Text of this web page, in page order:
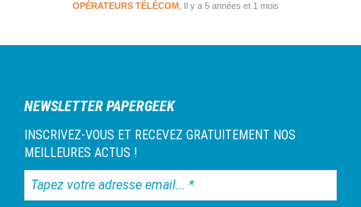
Il y a 5 années et 1 mois
OPÉRATEURS TÉLÉCOM
NEWSLETTER PAPERGEEK
INSCRIVEZ-VOUS ET RECEVEZ GRATUITEMENT NOS
MEILLEURES ACTUS !
Tapez
votre